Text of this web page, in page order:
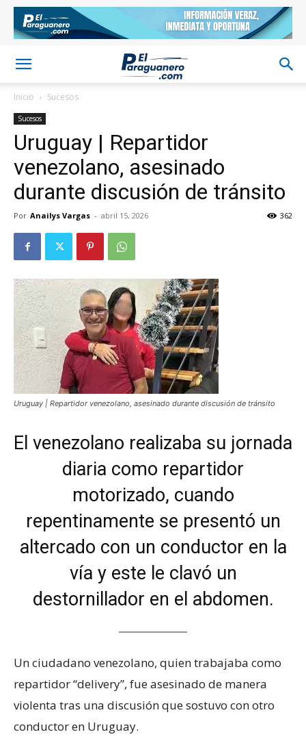
Inicio Sucesos
Sucesos
Uruguay | Repartidor
venezolano, asesinado
durante discusión de tránsito
Por Anailys Vargas - abril 15, 2026 362
Uruguay | Repartidor venezolano, asesinado durante discusión de tránsito
El venezolano realizaba su jornada
diaria como repartidor
motorizado, cuando
repentinamente se presentó un
altercado con un conductor en la
vía y este le clavó un
destornillador en el abdomen.
Un ciudadano venezolano, quien trabajaba como
repartidor “delivery”, fue asesinado de manera
violenta tras una discusión que sostuvo con otro
conductor en Uruguay.